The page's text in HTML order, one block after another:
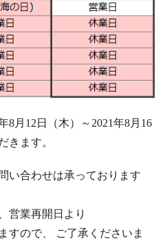
8月12日（木）～2021年8月16
きます。
い合わせは承っております
営業再開日より
すので、 ご了承くださいま